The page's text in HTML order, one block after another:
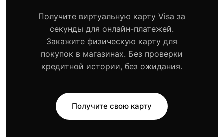
Получите виртуальную карту Visa за
секунды для онлайн-платежей.
Закажите физическую карту для
покупок в магазинах. Без проверки
кредитной истории, без ожидания.
Получите свою карту